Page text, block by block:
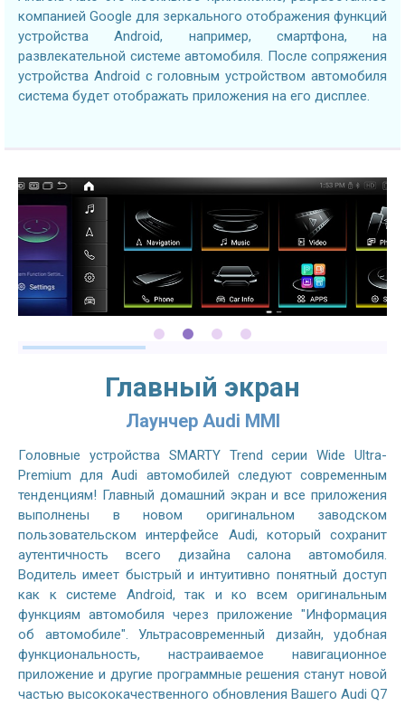
компанией Google для зеркального отображения функций
устройства Android, например, смартфона, на
развлекательной системе автомобиля. После сопряжения
устройства Android с головным устройством автомобиля
система будет отображать приложения на его дисплее.
Главный экран
Лаунчер Audi MMI
Головные устройства SMARTY Trend серии Wide Ultra-
Premium для Audi автомобилей следуют современным
тенденциям! Главный домашний экран и все приложения
выполнены в новом оригинальном заводском
пользовательском интерфейсе Audi, который сохранит
аутентичность всего дизайна салона автомобиля.
Водитель имеет быстрый и интуитивно понятный доступ
как к системе Android, так и ко всем оригинальным
функциям автомобиля через приложение "Информация
об автомобиле". Ультрасовременный дизайн, удобная
функциональность, настраиваемое навигационное
приложение и другие программные решения станут новой
частью высококачественного обновления Вашего Audi Q7